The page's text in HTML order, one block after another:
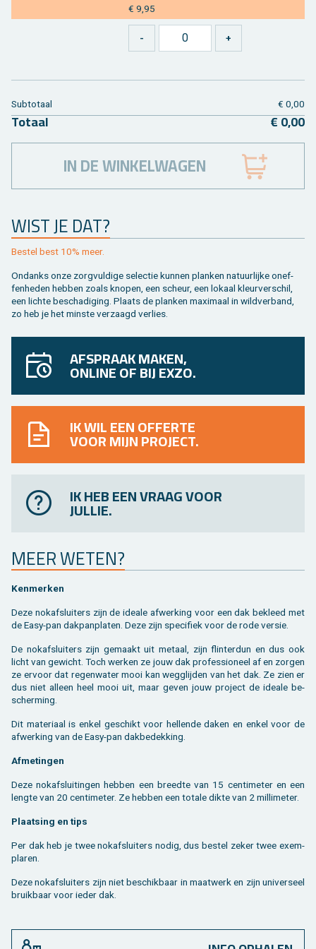
€ 9,95
WIST JE DAT?
Be­stel best 10% meer.
On­danks onze zorg­vul­di­ge se­lec­tie kun­nen plan­ken na­tuur­lij­ke on­ef­
fen­he­den heb­ben zoals kno­pen, een scheur, een lo­kaal kleur­ver­schil,
een lich­te be­scha­di­ging. Plaats de plan­ken maxi­maal in wild­ver­band,
zo heb je het min­ste ver­zaagd ver­lies.
Sub­to­taal € 0,00
To­taal € 0,00
IN DE WINKELWAGEN
AFSPRAAK MAKEN,
ONLINE OF BIJ EXZO.
IK WIL EEN OFFERTE
VOOR MIJN PROJECT.
IK HEB EEN VRAAG VOOR
JULLIE.
MEER WETEN?
Ken­mer­ken
Deze nok­af­slui­ters zijn de ide­a­le af­wer­king voor een dak be­kleed met
de Easy-pan dak­pan­pla­ten. Deze zijn spe­ci­fiek voor de rode ver­sie.
De nok­af­slui­ters zijn ge­maakt uit me­taal, zijn flin­ter­dun en dus ook
licht van ge­wicht. Toch wer­ken ze jouw dak pro­fes­si­o­neel af en zor­gen
ze er­voor dat re­gen­wa­ter mooi kan weg­glij­den van het dak. Ze zien er
dus niet al­leen heel mooi uit, maar geven jouw pro­ject de ide­a­le be­
scher­ming.
Dit ma­te­ri­aal is enkel ge­schikt voor hel­len­de daken en enkel voor de
af­wer­king van de Easy-pan dak­be­dek­king.
Af­me­tin­gen
Deze nok­af­slui­tin­gen heb­ben een breed­te van 15 cen­ti­me­ter en een
leng­te van 20 cen­ti­me­ter. Ze heb­ben een to­ta­le dikte van 2 mil­li­me­ter.
Plaat­sing en tips
Per dak heb je twee nok­af­slui­ters nodig, dus be­stel zeker twee exem­
pla­ren.
Deze nok­af­slui­ters zijn niet be­schik­baar in maat­werk en zijn uni­ver­seel
bruik­baar voor ieder dak.